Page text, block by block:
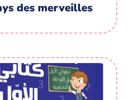
des merveilles